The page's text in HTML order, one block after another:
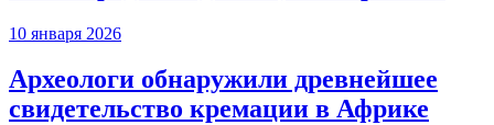
10 января 2026
Археологи обнаружили древнейшее
свидетельство кремации в Африке